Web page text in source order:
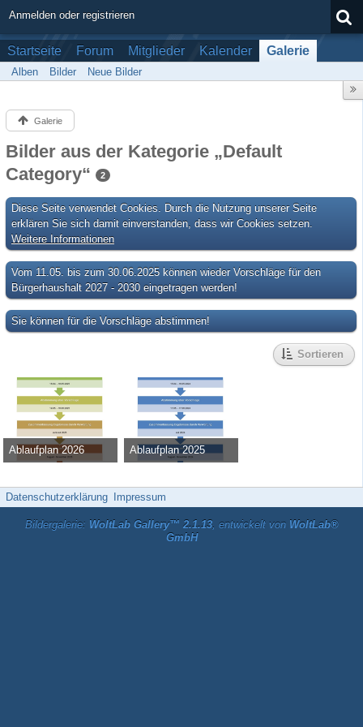
Anmelden oder registrieren
Startseite Forum Mitglieder Kalender Galerie
Alben Bilder Neue Bilder
Galerie
Bilder aus der Kategorie „Default
Category“
2
Diese Seite verwendet Cookies. Durch die Nutzung unserer Seite
erklären Sie sich damit einverstanden, dass wir Cookies setzen.
Weitere Informationen
Vom 11.05. bis zum 30.06.2025 können wieder Vorschläge für den
Bürgerhaushalt 2027 - 2030 eingetragen werden!
Sie können für die Vorschläge abstimmen!
Sortieren
Ablaufplan 2026
Admin-13. Februar 2025
Ablaufplan 2025
Admin-13. März 2024
Datenschutzerklärung Impressum
Bildergalerie: WoltLab Gallery™ 2.1.13, entwickelt von WoltLab®
GmbH